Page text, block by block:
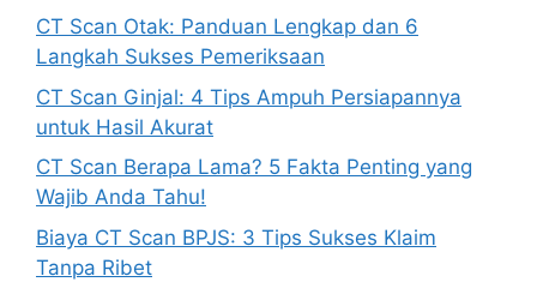
CT Scan Otak: Panduan Lengkap dan 6
Langkah Sukses Pemeriksaan
CT Scan Ginjal: 4 Tips Ampuh Persiapannya
untuk Hasil Akurat
CT Scan Berapa Lama? 5 Fakta Penting yang
Wajib Anda Tahu!
Biaya CT Scan BPJS: 3 Tips Sukses Klaim
Tanpa Ribet